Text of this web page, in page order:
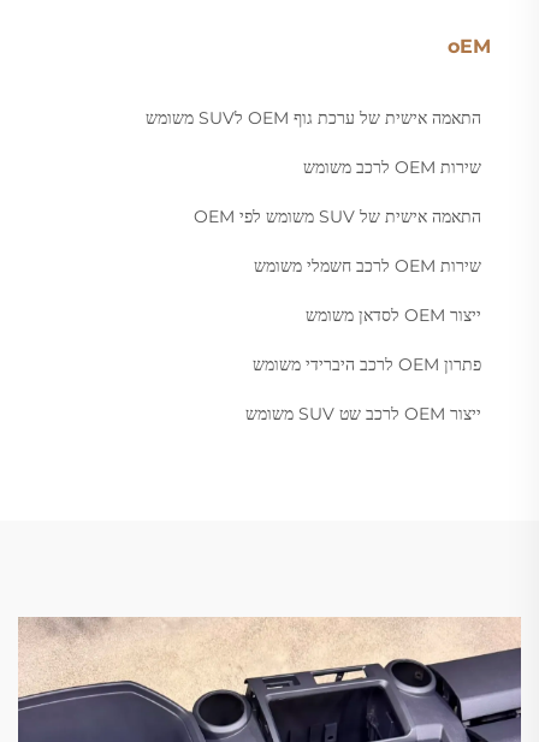
oEM
התאמה אישית של ערכת גוף OEM לSUV משומש
שירות OEM לרכב משומש
התאמה אישית של SUV משומש לפי OEM
שירות OEM לרכב חשמלי משומש
ייצור OEM לסדאן משומש
פתרון OEM לרכב היברידי משומש
ייצור OEM לרכב שט SUV משומש